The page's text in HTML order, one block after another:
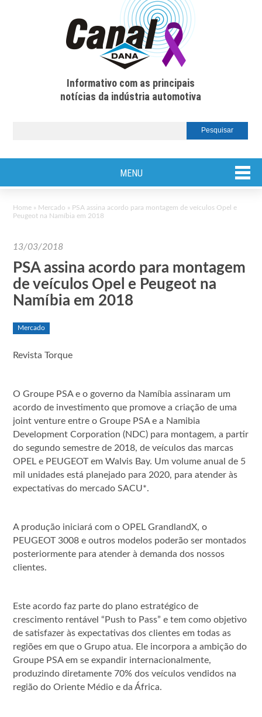
Informativo com as principais
notícias da indústria automotiva
MENU
Home » Mercado » PSA assina acordo para montagem de veículos Opel e
Peugeot na Namíbia em 2018
13/03/2018
PSA assina acordo para montagem
de veículos Opel e Peugeot na
Namíbia em 2018
Mercado
Revista Torque
O Groupe PSA e o governo da Namíbia assinaram um
acordo de investimento que promove a criação de uma
joint venture entre o Groupe PSA e a Namibia
Development Corporation (NDC) para montagem, a partir
do segundo semestre de 2018, de veículos das marcas
OPEL e PEUGEOT em Walvis Bay. Um volume anual de 5
mil unidades está planejado para 2020, para atender às
expectativas do mercado SACU*.
A produção iniciará com o OPEL GrandlandX, o
PEUGEOT 3008 e outros modelos poderão ser montados
posteriormente para atender à demanda dos nossos
clientes.
Este acordo faz parte do plano estratégico de
crescimento rentável “Push to Pass” e tem como objetivo
de satisfazer às expectativas dos clientes em todas as
regiões em que o Grupo atua. Ele incorpora a ambição do
Groupe PSA em se expandir internacionalmente,
produzindo diretamente 70% dos veículos vendidos na
região do Oriente Médio e da África.